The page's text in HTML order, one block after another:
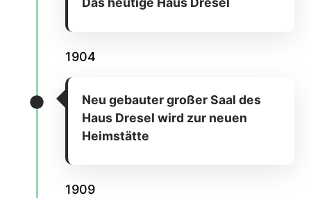
1904
Neu gebauter großer Saal des
Haus Dresel wird zur neuen
Heimstätte
1909